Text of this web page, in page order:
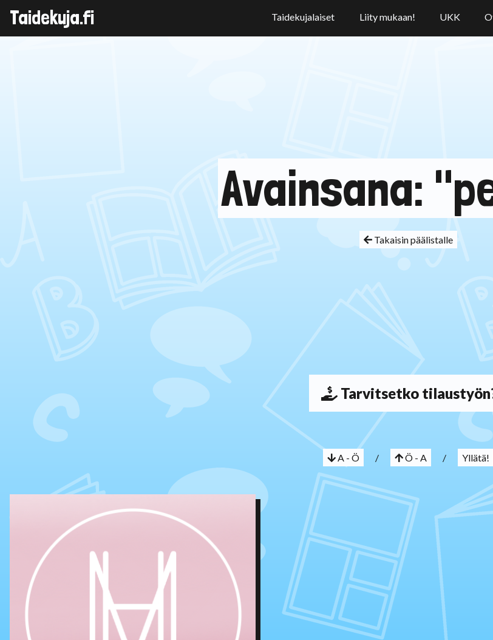
Skip
Taidekuja.fi Taidekujalaiset Liity mukaan! UKK
Avainsana:
Takaisin päälistalle
Tarvitsetko
A - Ö / Ö - A / Yllätä!